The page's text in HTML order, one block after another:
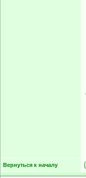
Вернуться к началу